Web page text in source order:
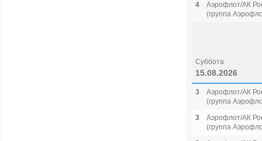
4
Аэрофлот/АК
(группа
Суббота
15.08.2026
3
Аэрофлот/АК
(группа
3
Аэрофлот/АК
(группа